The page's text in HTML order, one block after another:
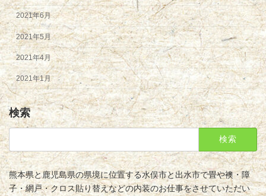
2021年6月
2021年5月
2021年4月
2021年1月
検索
検
索:
熊本県と鹿児島県の県境に位置する水俣市と出水市で畳や襖・障
子・網戸・クロス貼り替えなどの内装のお仕事をさせていただい